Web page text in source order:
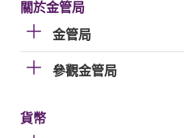
關於金管局
金管局
參觀金管局
貨幣